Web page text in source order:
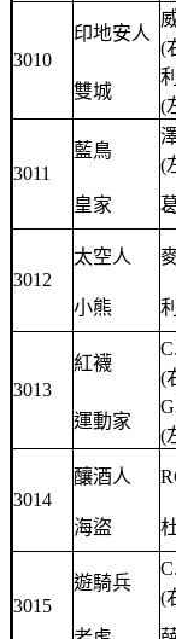
3010
印地安人
(
雙城
(
3011
藍鳥
(
皇家
3012
太空人
小熊
3013
紅襪
(
運動家
(
3014
釀酒人
海盜
3015
遊騎兵
(